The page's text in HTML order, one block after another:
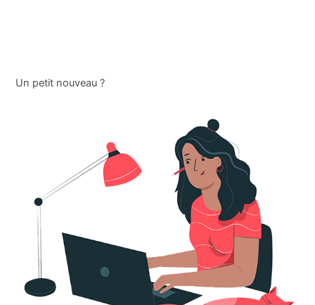
Un petit nouveau ?